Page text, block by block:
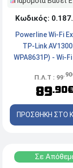
Κωδικός:
Powerline Wi-Fi
TP-Link
WPA8631P) - Wi-
Π.Λ.Τ : 99
89.90€
ΠΡΟΣΘΗΚΗ ΣΤΟ
Σε